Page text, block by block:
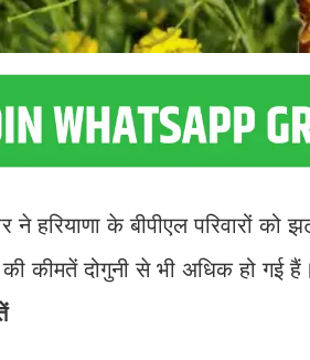
के बीपीएल परिवारों को
कीमतें दोगुनी से भी अधिक हो गई हैं।